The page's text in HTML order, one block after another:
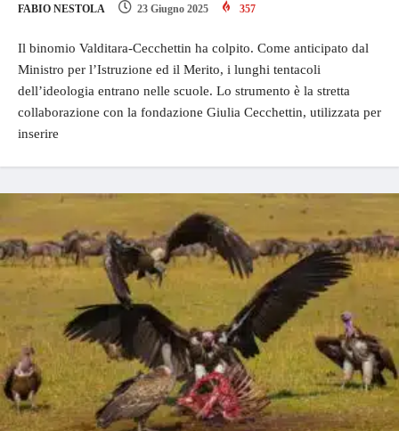
FABIO NESTOLA 23 Giugno 2025 357
Il binomio Valditara-Cecchettin ha colpito. Come anticipato dal
Ministro per l’Istruzione ed il Merito, i lunghi tentacoli
dell’ideologia entrano nelle scuole. Lo strumento è la stretta
collaborazione con la fondazione Giulia Cecchettin, utilizzata per
inserire